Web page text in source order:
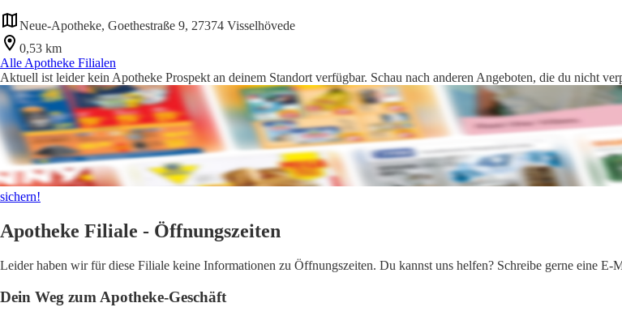
Neue-Apotheke, Goethestraße 9, 27374 Visselhövede
0,53 km
Alle Apotheke Filialen
Aktuell ist leider kein Apotheke Prospekt an deinem Standort verfügbar. Schau nach anderen Angeboten, die du nicht
sichern!
Apotheke Filiale - Öffnungszeiten
Leider haben wir für diese Filiale keine Informationen zu Öffnungszeiten. Du kannst uns helfen? Schreibe gerne eine E-
Dein Weg zum Apotheke-Geschäft